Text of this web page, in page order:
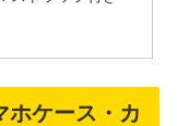
ケース・カ